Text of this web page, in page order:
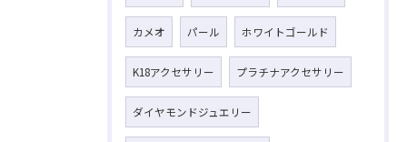
カメオ パール ホワイトゴールド
K18アクセサリー プラチナアクセサリー
ダイヤモンドジュエリー